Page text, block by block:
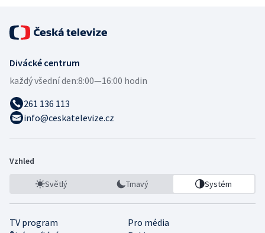
Divácké centrum
každý všední den:8:00—16:00 hodin
261 136 113
info@ceskatelevize.cz
Vzhled
Světlý Tmavý Systém
TV program
Pro média